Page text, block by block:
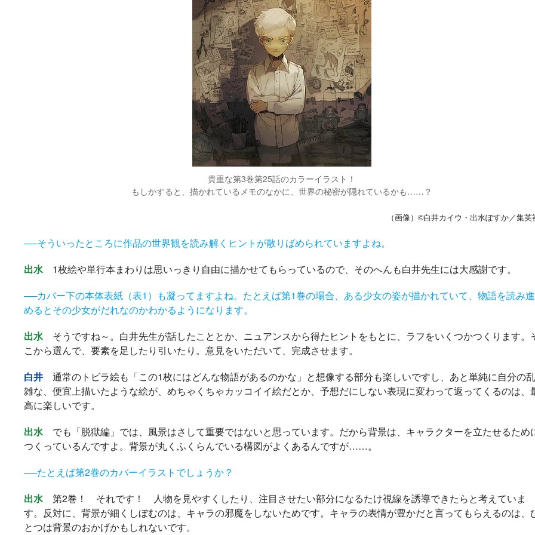
貴重な第3巻第25話のカラーイラスト！
もしかすると、描かれているメモのなかに、世界の秘密が隠れているかも……？
（画像）©白井カイウ・出水ぽすか／集英
──そういったところに作品の世界観を読み解くヒントが散りばめられていますよね。
出水1枚絵や単行本まわりは思いっきり自由に描かせてもらっているので、そのへんも白井先生には大感謝です。
──カバー下の本体表紙（表1）も凝ってますよね。たとえば第1巻の場合、ある少女の姿が描かれていて、物語を読み進
めるとその少女がだれなのかわかるようになります。
出水そうですね～。白井先生が話したこととか、ニュアンスから得たヒントをもとに、ラフをいくつかつくります。
こから選んで、要素を足したり引いたり。意見をいただいて、完成させます。
白井 通常のトビラ絵も「この1枚にはどんな物語があるのかな」と想像する部分も楽しいですし、あと単純に自分の乱
雑な、便宜上描いたような絵が、めちゃくちゃカッコイイ絵だとか、予想だにしない表現に変わって返ってくるのは、
高に楽しいです。
出水でも「脱獄編」では、風景はさして重要ではないと思っています。だから背景は、キャラクターを立たせるため
つくっているんですよ。背景が丸くふくらんでいる構図がよくあるんですが……。
──たとえば第2巻のカバーイラストでしょうか？
出水第2巻！ それです！ 人物を見やすくしたり、注目させたい部分になるたけ視線を誘導できたらと考えていま
す。反対に、背景が細くしぼむのは、キャラの邪魔をしないためです。キャラの表情が豊かだと言ってもらえるのは、
とつは背景のおかげかもしれないです。